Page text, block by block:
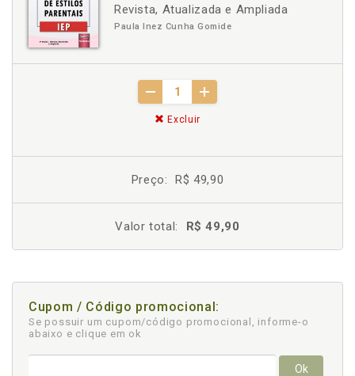
Revista, Atualizada e Ampliada
Paula Inez Cunha Gomide
Excluir
Preço: R$ 49,90
Valor total: R$ 49,90
Cupom / Código promocional:
Se possuir um cupom/código promocional, informe-o
abaixo e clique em ok
Ok